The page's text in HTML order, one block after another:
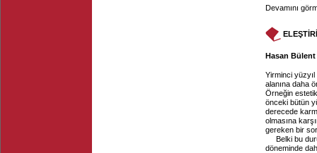
Devamını
Hasan Bülent
Yirminci
alanına daha
Örneğin
önceki bütün
derecede
olmasına
gereken bir
Belki bu
döneminde